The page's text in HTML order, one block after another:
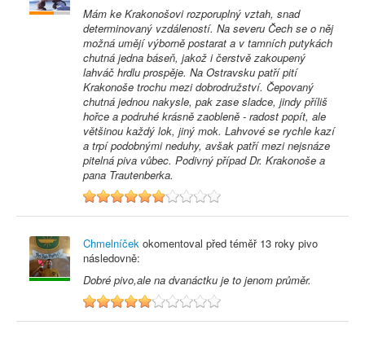
Mám ke Krakonošovi rozporuplný vztah, snad
determinovaný vzdáleností. Na severu Čech se o něj
možná umějí výborně postarat a v tamních putykách
chutná jedna báseň, jakož i čerstvě zakoupený
lahváč hrdlu prospěje. Na Ostravsku patří pití
Krakonoše trochu mezi dobrodružství. Čepovaný
chutná jednou nakysle, pak zase sladce, jindy příliš
hořce a podruhé krásně zaobleně - radost popít, ale
většinou každý lok, jiný mok. Lahvové se rychle kazí
a trpí podobnými neduhy, avšak patří mezi nejsnáze
pitelná piva vůbec. Podivný případ Dr. Krakonoše a
pana Trautenberka.
6
Chmelníček okomentoval před téměř 13 roky pivo
následovně:
Dobré pivo,ale na dvanáctku je to jenom průměr.
5